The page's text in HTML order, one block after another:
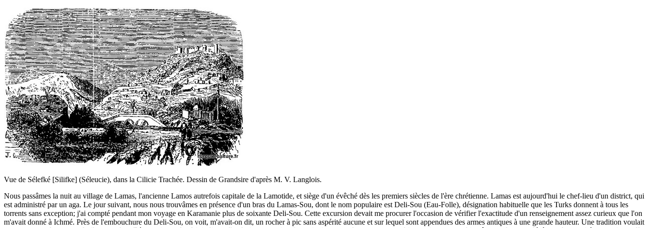
Vue de Sélefké [Silifke] (Séleucie), dans la Cilicie Trachée. Dessin de Grandsire d'après M. V. Langlois.
Nous passâmes la nuit au village de Lamas, l'ancienne Lamos autrefois capitale de la Lamotide, et siège d'un évêché dès les premiers siècles de l'ère chrétienne. Lamas est aujourd'hui le chef-lieu d'un district, qui
est administré par un aga. Le jour suivant, nous nous trouvâmes en présence d'un bras du Lamas-Sou, dont le nom populaire est Deli-Sou (Eau-Folle), désignation habituelle que les Turks donnent à tous les
torrents sans exception; j'ai compté pendant mon voyage en Karamanie plus de soixante Deli-Sou. Cette excursion devait me procurer l'occasion de vérifier l'exactitude d'un renseignement assez curieux que l'on
m'avait donné à Ichmé. Près de l'embouchure du Deli-Sou, on voit, m'avait-on dit, un rocher à pic sans aspérité aucune et sur lequel sont appendues des armes antiques à une grande hauteur. Une tradition voulait